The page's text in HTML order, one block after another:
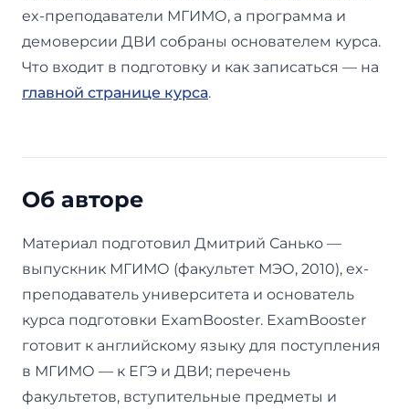
ex-преподаватели МГИМО, а программа и
демоверсии ДВИ собраны основателем курса.
Что входит в подготовку и как записаться — на
главной странице курса.
Об авторе
Материал подготовил Дмитрий Санько —
выпускник МГИМО (факультет МЭО, 2010), ex-
преподаватель университета и основатель
курса подготовки ExamBooster. ExamBooster
готовит к английскому языку для поступления
в МГИМО — к ЕГЭ и ДВИ; перечень
факультетов, вступительные предметы и